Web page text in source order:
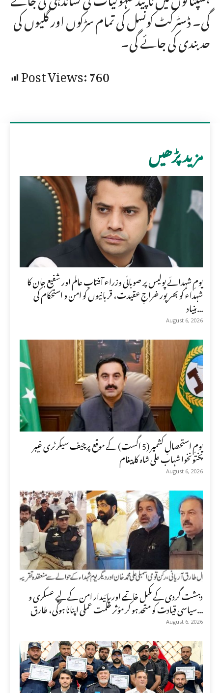
گی۔ ڈسٹرکٹ کونسل کی تمام سڑکوں اور گلیوں کی
حد بندی کی جائے گی۔
Post Views:760
مزید پڑھیں
یومِ شہدائے پولیس پر صوبائی وزراء آفتاب عالم اور شفیع جان کا
شہداء کو بھرپور خراجِ عقیدت، قربانیوں کو امن و استحکام کی
بنیاد...
August 6, 2026
یومِ استحصالِ کشمیر (5 اگست) کے موقع پرچیف سیکرٹری خیبر
پختونخوا شہاب علی شاہ کا پیغام
August 6, 2026
دہشت گردی کے مکمل خاتمے اور پائیدار امن کے لیے عسکری و
سیاسی قیادت کو متحد ہو کر مؤثر حکمت عملی اپنانا ہوگی، طارق...
August 6, 2026